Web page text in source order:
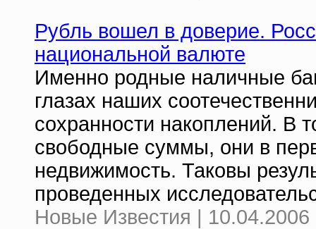
Рубль вошел в доверие.
национальной валюте
Именно родные наличные
глазах наших
сохранности накоплений. В
свободные суммы, они в
недвижимость. Таковы
проведенных
Новые Известия | 10.04.2006